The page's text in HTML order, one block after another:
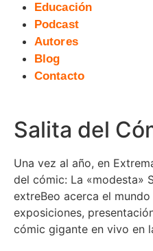
Educación
Podcast
Autores
Blog
Contacto
Salita del
Una vez al año, en
del cómic: La «modesta»
extreBeo acerca el
exposiciones,
cómic gigante en vivo en